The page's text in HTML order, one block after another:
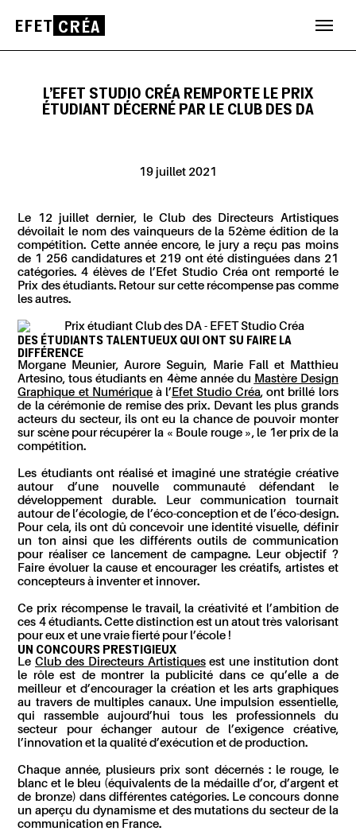
L’EFET STUDIO CRÉA REMPORTE LE PRIX
ÉTUDIANT DÉCERNÉ PAR LE CLUB DES DA
19 juillet 2021
Le 12 juillet dernier, le Club des Directeurs Artistiques
dévoilait le nom des vainqueurs de la 52ème édition de la
compétition. Cette année encore, le jury a reçu pas moins
de 1 256 candidatures et 219 ont été distinguées dans 21
catégories. 4 élèves de l’Efet Studio Créa ont remporté le
Prix des étudiants. Retour sur cette récompense pas comme
les autres.
DES ÉTUDIANTS TALENTUEUX QUI ONT SU FAIRE LA
DIFFÉRENCE
Morgane Meunier, Aurore Seguin, Marie Fall et Matthieu
Artesino, tous étudiants en 4ème année du Mastère Design
Graphique et Numériqueà l’ Efet Studio Créa, ont brillé lors
de la cérémonie de remise des prix. Devant les plus grands
acteurs du secteur, ils ont eu la chance de pouvoir monter
sur scène pour récupérer la « Boule rouge », le 1er prix de la
compétition.
Les étudiants ont réalisé et imaginé une stratégie créative
autour d’une nouvelle communauté défendant le
développement durable. Leur communication tournait
autour de l’écologie, de l’éco-conception et de l’éco-design.
Pour cela, ils ont dû concevoir une identité visuelle, définir
un ton ainsi que les différents outils de communication
pour réaliser ce lancement de campagne. Leur objectif ?
Faire évoluer la cause et encourager les créatifs, artistes et
concepteurs à inventer et innover.
Ce prix récompense le travail, la créativité et l’ambition de
ces 4 étudiants. Cette distinction est un atout très valorisant
pour eux et une vraie fierté pour l’école !
UN CONCOURS PRESTIGIEUX
LeClub des Directeurs Artistiquesest une institution dont
le rôle est de montrer la publicité dans ce qu’elle a de
meilleur et d’encourager la création et les arts graphiques
au travers de multiples canaux. Une impulsion essentielle,
qui rassemble aujourd’hui tous les professionnels du
secteur pour échanger autour de l’exigence créative,
l’innovation et la qualité d’exécution et de production.
Chaque année, plusieurs prix sont décernés : le rouge, le
blanc et le bleu (équivalents de la médaille d’or, d’argent et
de bronze) dans différentes catégories. Le concours donne
un aperçu du dynamisme et des mutations du secteur de la
communication en France.
EFET CRÉA